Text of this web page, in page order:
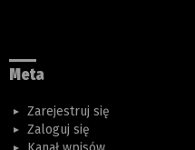
Meta
Zarejestruj się
Zaloguj się